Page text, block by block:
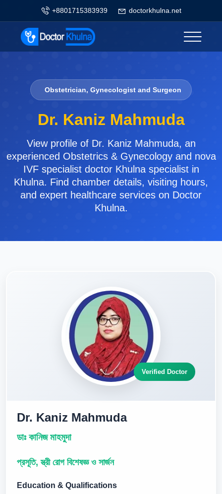
+8801715383939 doctorkhulna.net
Obstetrician, Gynecologist and Surgeon
Dr. Kaniz Mahmuda
View profile of Dr. Kaniz Mahmuda, an
experienced Obstetrics & Gynecology and nova
IVF specialist doctor Khulna specialist in
Khulna. Find chamber details, visiting hours,
and expert healthcare services on Doctor
Khulna.
Verified Doctor
Dr. Kaniz Mahmuda
ডাঃ কানিজ মাহমুদা
প্রসূতি, স্ত্রী রোগ বিশেষজ্ঞ ও সার্জন
Education & Qualifications